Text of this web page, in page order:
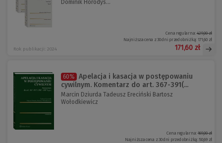
Dominik Horodys...
Rok publikacji: 2024
Cena regularna:429,00 zł
Najniższa cena z 30 dni przed obniżką: 171,60 zł
171,60 zł
60%
Apelacja i kasacja w postępowaniu
cywilnym. Komentarz do art. 367-391(...
Marcin Dziurda Tadeusz Ereciński Bartosz
Wołodkiewicz
Cena regularna:169,00 zł
Najniższa cena z 30 dni przed obniżką: 50,69 zł